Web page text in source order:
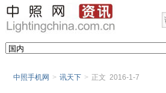
中照手机网 > 讯天下 > 正文 2016-1-7